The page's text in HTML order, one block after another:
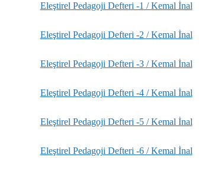
Eleştirel Pedagoji Defteri -1 / Kemal İnal
Eleştirel Pedagoji Defteri -2 / Kemal İnal
Eleştirel Pedagoji Defteri -3 / Kemal İnal
Eleştirel Pedagoji Defteri -4 / Kemal İnal
Eleştirel Pedagoji Defteri -5 / Kemal İnal
Eleştirel Pedagoji Defteri -6 / Kemal İnal